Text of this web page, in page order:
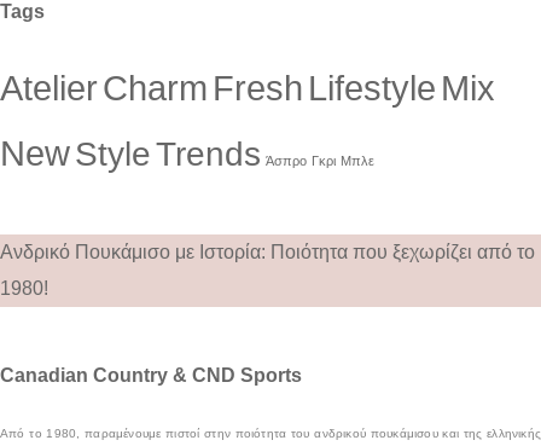
Tags
AtelierCharm Fresh Lifestyle Mix
NewStyleTrends Άσπρο Γκρι Μπλε
Ανδρικό Πουκάμισο με Ιστορία: Ποιότητα που ξεχωρίζει από το
1980!
Canadian Country & CND Sports
Από το 1980, παραμένουμε πιστοί στην ποιότητα του ανδρικού πουκάμισου και της ελληνικής